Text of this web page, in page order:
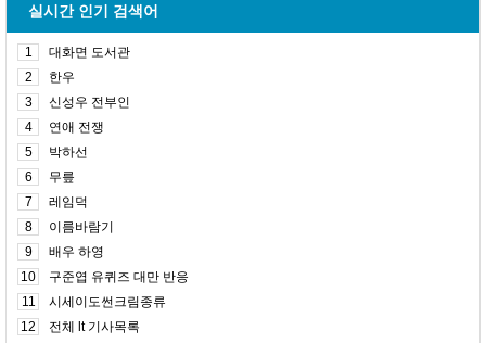
실시간 인기 검색어
1
대화면 도서관
2
한우
3
신성우 전부인
4
연애 전쟁
5
박하선
6
무릎
7
레임덕
8
이름바람기
9
배우 하영
10
구준엽 유퀴즈 대만 반응
11
시세이도썬크림종류
12
전체 lt 기사목록